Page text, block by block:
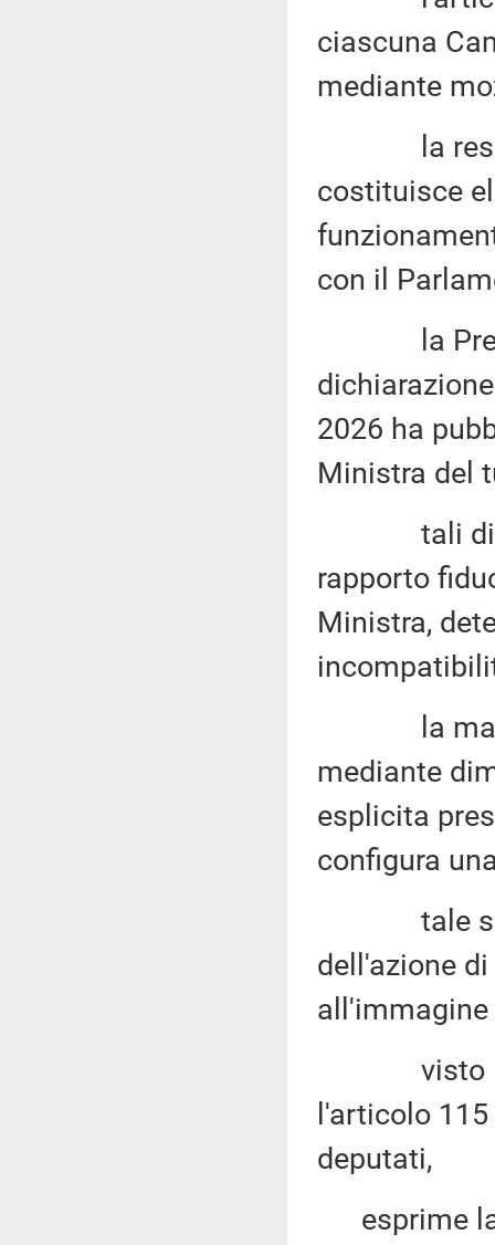
ciascuna
mediante
la
costituisce
con il
la
2026 ha
Ministra del
tali
rapporto
Ministra,
la
mediante
esplicita
configura
tale
dell'azione
visto
l'articolo
deputati,
esprime la